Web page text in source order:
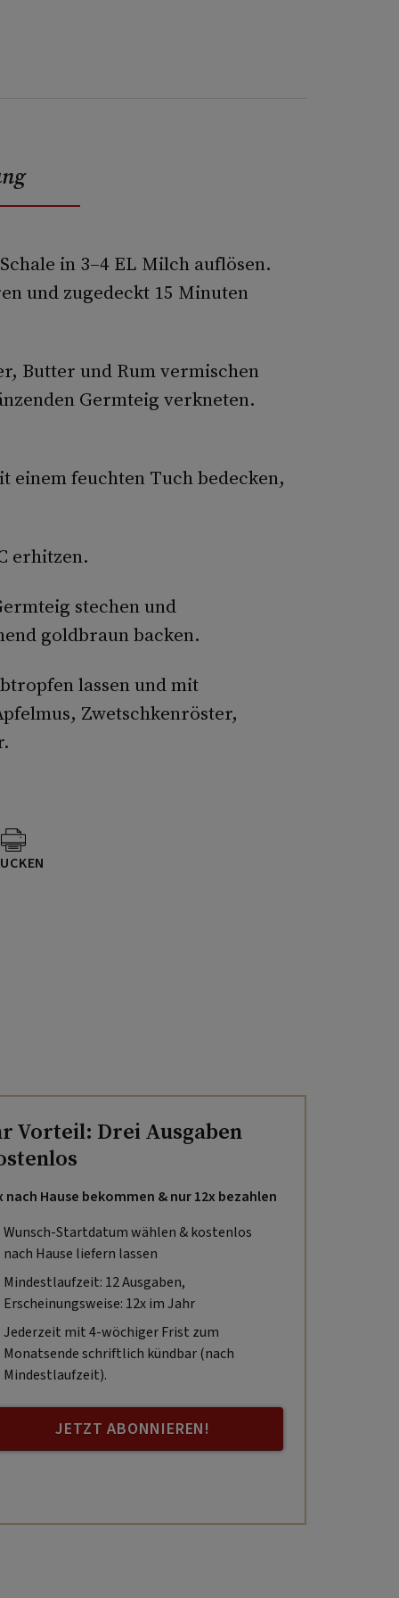
in 3–4 EL Milch auflösen.
und zugedeckt 15 Minuten
Butter und Rum vermischen
Germteig verkneten.
einem feuchten Tuch bedecken,
erhitzen.
stechen und
goldbraun backen.
lassen und mit
Zwetschkenröster,
Vorteil: Drei Ausgaben
nach Hause bekommen & nur 12x bezahlen
Wunsch-Startdatum wählen & kostenlos
nach Hause liefern lassen
Mindestlaufzeit: 12 Ausgaben,
Erscheinungsweise: 12x im Jahr
Jederzeit mit 4-wöchiger Frist zum
Monatsende schriftlich kündbar (nach
Mindestlaufzeit).
JETZT ABONNIEREN!